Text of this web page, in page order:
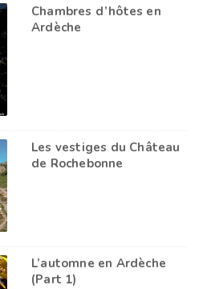
Chambres d’hôtes en
Ardèche
Les vestiges du Château
de Rochebonne
L’automne en Ardèche
(Part 1)